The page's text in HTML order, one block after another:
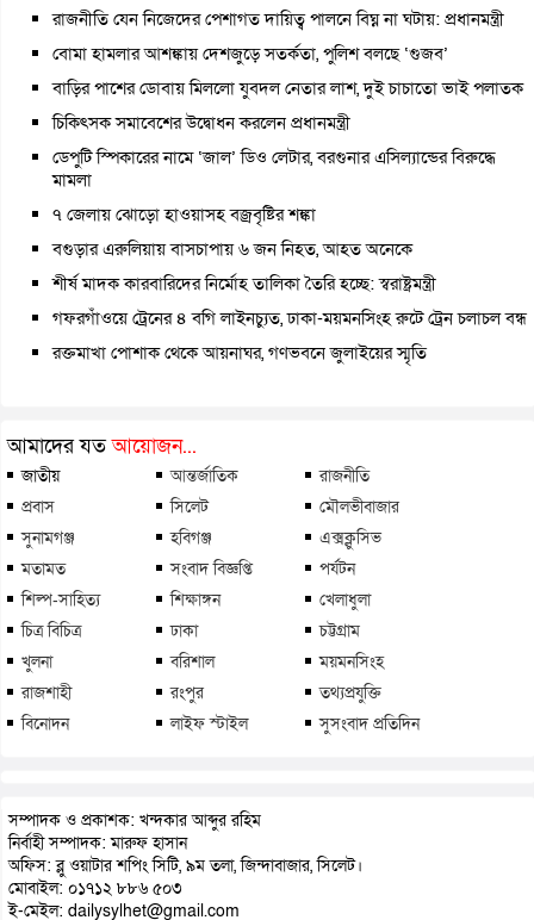
রাজনীতি যেন নিজেদের পেশাগত দায়িত্ব পালনে বিঘ্ন না ঘটায়: প্রধানমন্ত্রী
বোমা হামলার আশঙ্কায় দেশজুড়ে সতর্কতা, পুলিশ বলছে ‘গুজব’
বাড়ির পাশের ডোবায় মিললো যুবদল নেতার লাশ, দুই চাচাতো ভাই পলাতক
চিকিৎসক সমাবেশের উদ্বোধন করলেন প্রধানমন্ত্রী
ডেপুটি স্পিকারের নামে ‘জাল’ ডিও লেটার, বরগুনার এসিল্যান্ডের বিরুদ্ধে
মামলা
৭ জেলায় ঝোড়ো হাওয়াসহ বজ্রবৃষ্টির শঙ্কা
বগুড়ার এরুলিয়ায় বাসচাপায় ৬ জন নিহত, আহত অনেকে
শীর্ষ মাদক কারবারিদের নির্মোহ তালিকা তৈরি হচ্ছে: স্বরাষ্ট্রমন্ত্রী
গফরগাঁওয়ে ট্রেনের ৪ বগি লাইনচ্যুত, ঢাকা-ময়মনসিংহ রুটে ট্রেন চলাচল বন্ধ
রক্তমাখা পোশাক থেকে আয়নাঘর, গণভবনে জুলাইয়ের স্মৃতি
আমাদের যতআয়োজন...
জাতীয় আন্তর্জাতিক
রাজনীতি
প্রবাস
সিলেট
মৌলভীবাজার
সুনামগঞ্জ
হবিগঞ্জ
এক্সক্লুসিভ
মতামত
সংবাদ বিজ্ঞপ্তি
পর্যটন
শিল্প-সাহিত্য
শিক্ষাঙ্গন
খেলাধুলা
চিত্র বিচিত্র
ঢাকা
চট্টগ্রাম
খুলনা
বরিশাল
ময়মনসিংহ
রাজশাহী
রংপুর
তথ্যপ্রযুক্তি
বিনোদন
লাইফ স্টাইল সুসংবাদ প্রতিদিন
সম্পাদক ও প্রকাশক: খন্দকার আব্দুর রহিম
নির্বাহী সম্পাদক: মারুফ হাসান
অফিস: ব্লু ওয়াটার শপিং সিটি, ৯ম তলা, জিন্দাবাজার, সিলেট।
মোবাইল: ০১৭১২ ৮৮৬ ৫০৩
ই-মেইল: dailysylhet@gmail.com